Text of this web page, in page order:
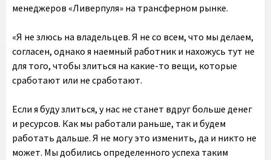
менеджеров «Ливерпуля» на трансферном рынке.
«Я не злюсь на владельцев. Я не со всем, что мы делаем,
согласен, однако я наемный работник и нахожусь тут не
для того, чтобы злиться на какие-то вещи, которые
сработают или не сработают.
Если я буду злиться, у нас не станет вдруг больше денег
и ресурсов. Как мы работали раньше, так и будем
работать дальше. Я не могу это изменить, да и никто не
может. Мы добились определенного успеха таким